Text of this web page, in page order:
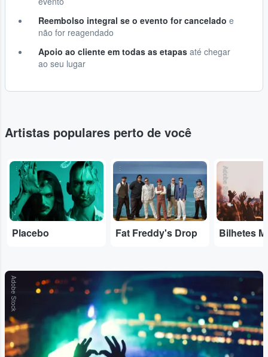
Reembolso integral se o evento for cancelado e
não for reagendado
Apoio ao cliente em todas as etapas até chegar
ao seu lugar
Artistas populares perto de você
...
Placebo
...
Fat Freddy's Drop
Adobe Stock
Bilhetes
Adobe Stock